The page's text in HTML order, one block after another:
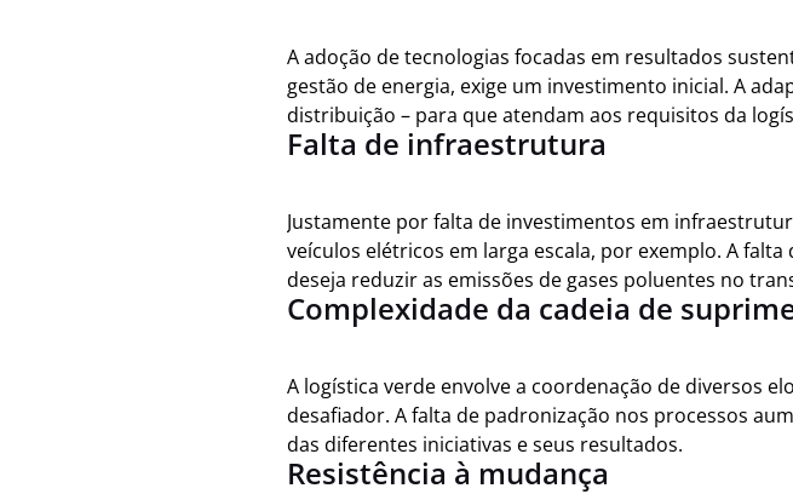
A adoção de tecnologias focadas em resultados
gestão de energia, exige um investimento inicial. A
distribuição – para que atendam aos requisitos da
Falta de infraestrutura
Justamente por falta de investimentos em
veículos elétricos em larga escala, por exemplo. A
deseja reduzir as emissões de gases poluentes no
Complexidade da cadeia de
A logística verde envolve a coordenação de diversos
desafiador. A falta de padronização nos processos
das diferentes iniciativas e seus resultados.
Resistência à mudança